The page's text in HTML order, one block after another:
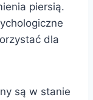
piersią.
dla
są w stanie